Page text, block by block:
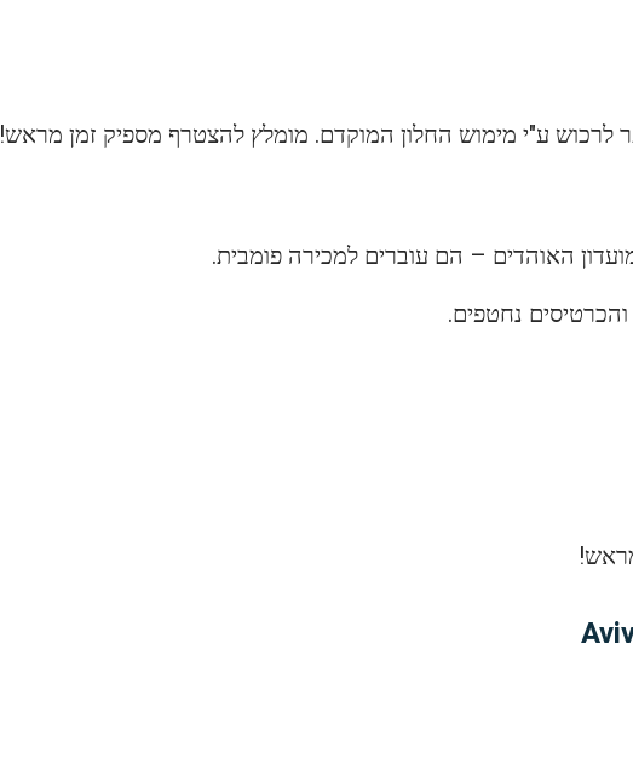
לרכוש ע"י מימוש החלון המוקדם. מומלץ להצטרף מספיק זמן מראש!
האוהדים – הם עוברים למכירה פומבית.
נחטפים.